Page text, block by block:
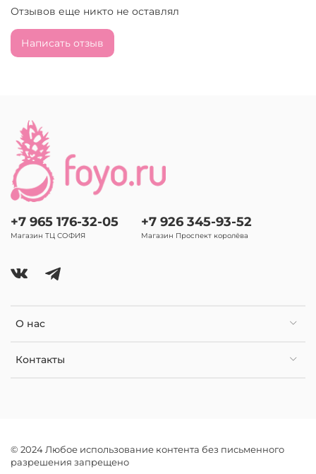
Отзывов еще никто не оставлял
Написать отзыв
О нас
Контакты
+7 965 176-32-05
Магазин ТЦ СОФИЯ
+7 926 345-93-52
Магазин Проспект королёва
© 2024 Любое использование контента без письменного
разрешения запрещено